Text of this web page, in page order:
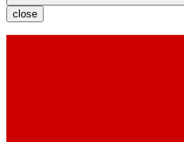
close